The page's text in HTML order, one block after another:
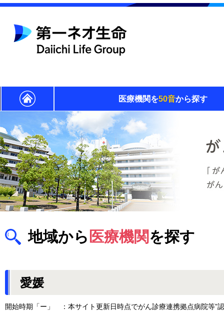
医療機関を50音から探す
地域から 医療機関を探す
愛媛
開始時期「ー」 ：本サイト更新日時点でがん診療連携拠点病院等”